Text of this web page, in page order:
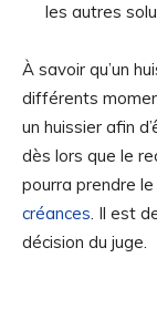
les autres
À savoir qu’un
différents
un huissier afin
dès lors que le
pourra prendre
créances. Il est
décision du juge.